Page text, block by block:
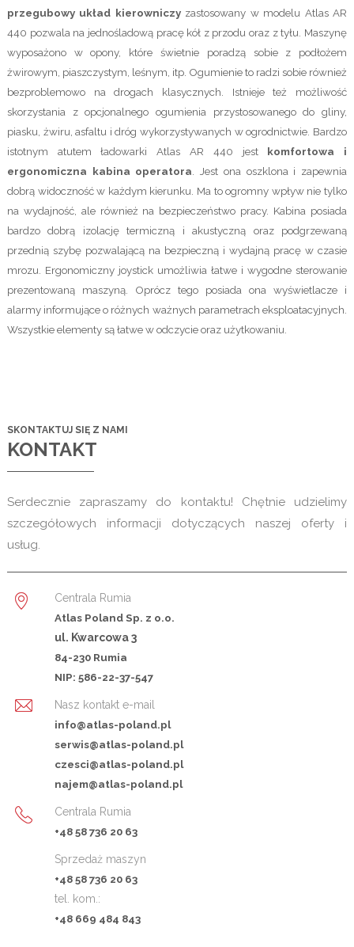
przegubowy układ kierowniczy zastosowany w modelu Atlas AR
440 pozwala na jednośladową pracę kół z przodu oraz z tyłu. Maszynę
wyposażono w opony, które świetnie poradzą sobie z podłożem
żwirowym, piaszczystym, leśnym, itp. Ogumienie to radzi sobie również
bezproblemowo na drogach klasycznych. Istnieje też możliwość
skorzystania z opcjonalnego ogumienia przystosowanego do gliny,
piasku, żwiru, asfaltu i dróg wykorzystywanych w ogrodnictwie. Bardzo
istotnym atutem ładowarki Atlas AR 440 jest komfortowa i
ergonomiczna kabina operatora . Jest ona oszklona i zapewnia
dobrą widoczność w każdym kierunku. Ma to ogromny wpływ nie tylko
na wydajność, ale również na bezpieczeństwo pracy. Kabina posiada
bardzo dobrą izolację termiczną i akustyczną oraz podgrzewaną
przednią szybę pozwalającą na bezpieczną i wydajną pracę w czasie
mrozu. Ergonomiczny joystick umożliwia łatwe i wygodne sterowanie
prezentowaną maszyną. Oprócz tego posiada ona wyświetlacze i
alarmy informujące o różnych ważnych parametrach eksploatacyjnych.
Wszystkie elementy są łatwe w odczycie oraz użytkowaniu.
KONTAKT
SKONTAKTUJ SIĘ Z NAMI
Serdecznie zapraszamy do kontaktu! Chętnie udzielimy
szczegółowych informacji dotyczących naszej oferty i
usług.
Centrala Rumia
Atlas Poland Sp. z o.o.
ul. Kwarcowa 3
84-230 Rumia
NIP: 586-22-37-547
Nasz kontakt e-mail
info@atlas-poland.pl
serwis@atlas-poland.pl
czesci@atlas-poland.pl
najem@atlas-poland.pl
Centrala Rumia
+48 58 736 20 63
Sprzedaż maszyn
+48 58 736 20 63
tel. kom.:
+48 669 484 843